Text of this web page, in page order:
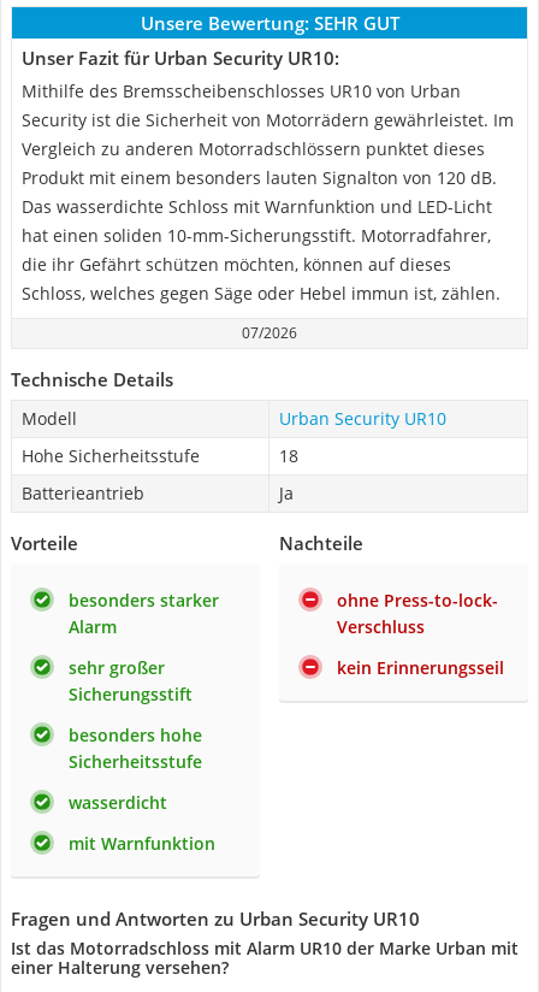
Unsere Bewertung: SEHR GUT
Unser Fazit für Urban Security UR10:
Mithilfe des Bremsscheibenschlosses UR10 von Urban
Security ist die Sicherheit von Motorrädern gewährleistet. Im
Vergleich zu anderen Motorradschlössern punktet dieses
Produkt mit einem besonders lauten Signalton von 120 dB.
Das wasserdichte Schloss mit Warnfunktion und LED-Licht
hat einen soliden 10-mm-Sicherungsstift. Motorradfahrer,
die ihr Gefährt schützen möchten, können auf dieses
Schloss, welches gegen Säge oder Hebel immun ist, zählen.
07/2026
Technische Details
Modell
Urban Security UR10
Hohe Sicherheitsstufe
18
Batterieantrieb
Ja
Vorteile
besonders starker
Alarm
sehr großer
Sicherungsstift
besonders hohe
Sicherheitsstufe
wasserdicht
mit Warnfunktion
Nachteile
ohne Press-to-lock-
Verschluss
kein Erinnerungsseil
Fragen und Antworten zu Urban Security UR10
Ist das Motorradschloss mit Alarm UR10 der Marke Urban mit
einer Halterung versehen?